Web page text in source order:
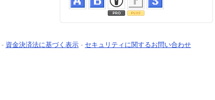
- 資金決済法に基づく表示 - セキュリティに関するお問い合わせ